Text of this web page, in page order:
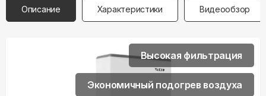
Описание Характеристики Видеообзор
Высокая фильтрация
Экономичный подогрев воздуха